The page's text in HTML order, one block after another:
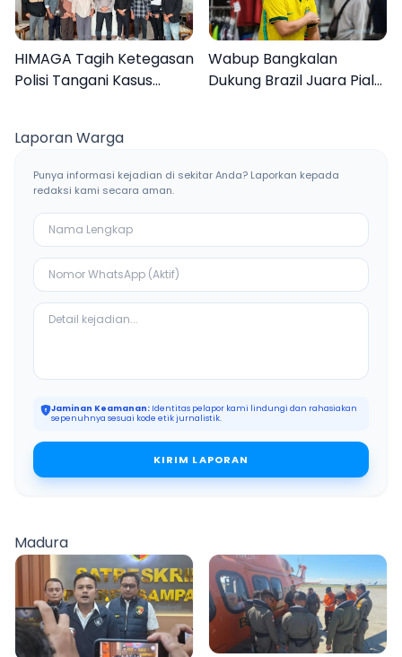
HIMAGA Tagih Ketegasan
Polisi Tangani Kasus
Wabup Bangkalan
Dukung Brazil Juara Piala
Laporan Warga
Punya informasi kejadian di sekitar Anda? Laporkan kepada
redaksi kami secara aman.
Jaminan Keamanan: Identitas pelapor kami lindungi dan rahasiakan
sepenuhnya sesuai kode etik jurnalistik.
KIRIM LAPORAN
Madura